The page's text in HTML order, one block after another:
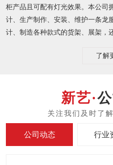
柜产品且可配有灯光效果。本公司
计、生产制作、安装、维护一条龙
计、制造各种款式的货架、展架，
了解
公司动态 行业